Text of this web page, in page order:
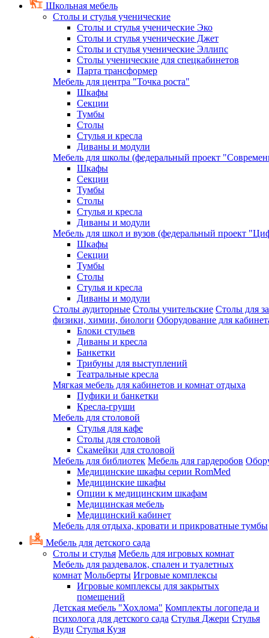
Школьная мебель
Столы и стулья ученические
Столы и стулья ученические Эко
Столы и стулья ученические Джет
Столы и стулья ученические Эллипс
Столы ученические для спецкабинетов
Парта трансформер
Мебель для центра "Точка роста"
Шкафы
Секции
Тумбы
Столы
Стулья и кресла
Диваны и модули
Мебель для школы (федеральный проект
Шкафы
Секции
Тумбы
Столы
Стулья и кресла
Диваны и модули
Мебель для школ и вузов (федеральный проект
Шкафы
Секции
Тумбы
Столы
Стулья и кресла
Диваны и модули
Столы аудиторные Столы учительские Столы для
физики, химии, биологи Оборудование для
Блоки стульев
Диваны и кресла
Банкетки
Трибуны для выступлений
Театральные кресла
Мягкая мебель для кабинетов и комнат отдыха
Пуфики и банкетки
Кресла-груши
Мебель для столовой
Cтулья для кафе
Cтолы для столовой
Скамейки для столовой
Мебель для библиотек Мебель для гардеробов
Медицинские шкафы серии RomMed
Медицинские шкафы
Опции к медицинским шкафам
Медицинская мебель
Медицинский кабинет
Мебель для отдыха, кровати и прикроватные тумбы
Мебель для детского сада
Столы и стулья Мебель для игровых комнат
Мебель для раздевалок, спален и туалетных
комнат Мольберты Игровые комплексы
Игровые комплексы для закрытых
помещений
Детская мебель "Хохлома" Комплекты логопеда и
психолога для детского сада Стулья Джери Стулья
Вуди Стулья Кузя